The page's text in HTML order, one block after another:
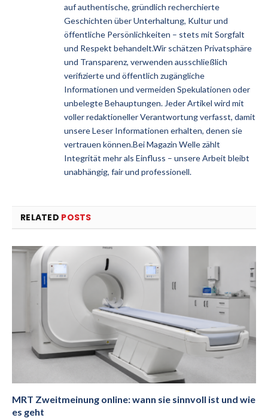
auf authentische, gründlich recherchierte
Geschichten über Unterhaltung, Kultur und
öffentliche Persönlichkeiten – stets mit Sorgfalt
und Respekt behandelt.Wir schätzen Privatsphäre
und Transparenz, verwenden ausschließlich
verifizierte und öffentlich zugängliche
Informationen und vermeiden Spekulationen oder
unbelegte Behauptungen. Jeder Artikel wird mit
voller redaktioneller Verantwortung verfasst, damit
unsere Leser Informationen erhalten, denen sie
vertrauen können.Bei Magazin Welle zählt
Integrität mehr als Einfluss – unsere Arbeit bleibt
unabhängig, fair und professionell.
RELATED POSTS
MRT Zweitmeinung online: wann sie sinnvoll ist und wie
es geht